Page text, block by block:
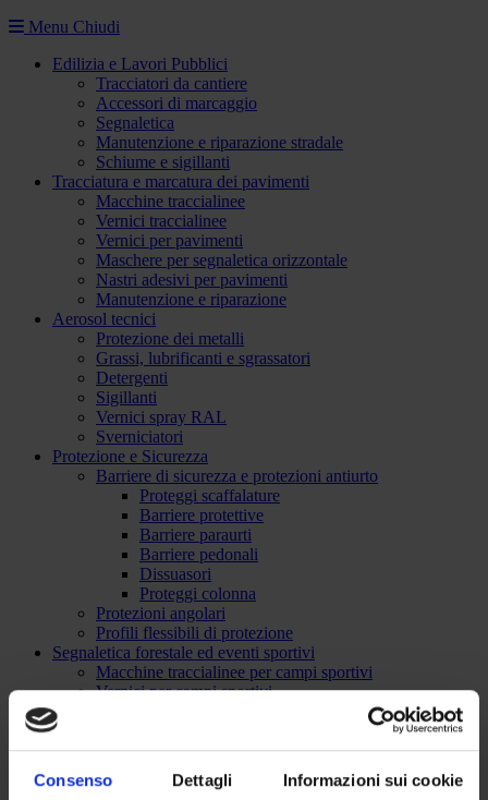
Consenso Dettagli Informazioni sui cookie
Menu Chiudi
Edilizia e Lavori Pubblici
Tracciatori da cantiere
Accessori di marcaggio
Segnaletica
Manutenzione e riparazione stradale
Schiume e sigillanti
Tracciatura e marcatura dei pavimenti
Macchine traccialinee
Vernici traccialinee
Vernici per pavimenti
Maschere per segnaletica orizzontale
Nastri adesivi per pavimenti
Manutenzione e riparazione
Aerosol tecnici
Protezione dei metalli
Grassi, lubrificanti e sgrassatori
Detergenti
Sigillanti
Vernici spray RAL
Sverniciatori
Protezione e Sicurezza
Barriere di sicurezza e protezioni antiurto
Proteggi scaffalature
Barriere protettive
Barriere paraurti
Barriere pedonali
Dissuasori
Proteggi colonna
Protezioni angolari
Profili flessibili di protezione
Segnaletica forestale ed eventi sportivi
Macchine traccialinee per campi sportivi
Vernici per campi sportivi
NEGOZIO ONLINE